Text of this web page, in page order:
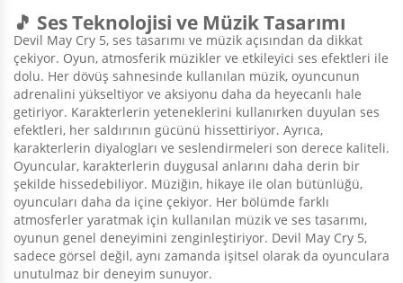
🎵 Ses Teknolojisi ve Müzik Tasarımı
Devil May Cry 5, ses tasarımı ve müzik açısından da dikkat
çekiyor. Oyun, atmosferik müzikler ve etkileyici ses efektleri ile
dolu. Her dövüş sahnesinde kullanılan müzik, oyuncunun
adrenalini yükseltiyor ve aksiyonu daha da heyecanlı hale
getiriyor. Karakterlerin yeteneklerini kullanırken duyulan ses
efektleri, her saldırının gücünü hissettiriyor. Ayrıca,
karakterlerin diyalogları ve seslendirmeleri son derece kaliteli.
Oyuncular, karakterlerin duygusal anlarını daha derin bir
şekilde hissedebiliyor. Müziğin, hikaye ile olan bütünlüğü,
oyuncuları daha da içine çekiyor. Her bölümde farklı
atmosferler yaratmak için kullanılan müzik ve ses tasarımı,
oyunun genel deneyimini zenginleştiriyor. Devil May Cry 5,
sadece görsel değil, aynı zamanda işitsel olarak da oyunculara
unutulmaz bir deneyim sunuyor.